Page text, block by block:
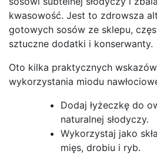
kwasowość. Jest to zdrowsza
gotowych sosów ze sklepu,
sztuczne dodatki i konserwanty.
Oto kilka praktycznych
wykorzystania miodu
Dodaj łyżeczkę do
naturalnej słodyczy.
Wykorzystaj jako
mięs, drobiu i ryb.